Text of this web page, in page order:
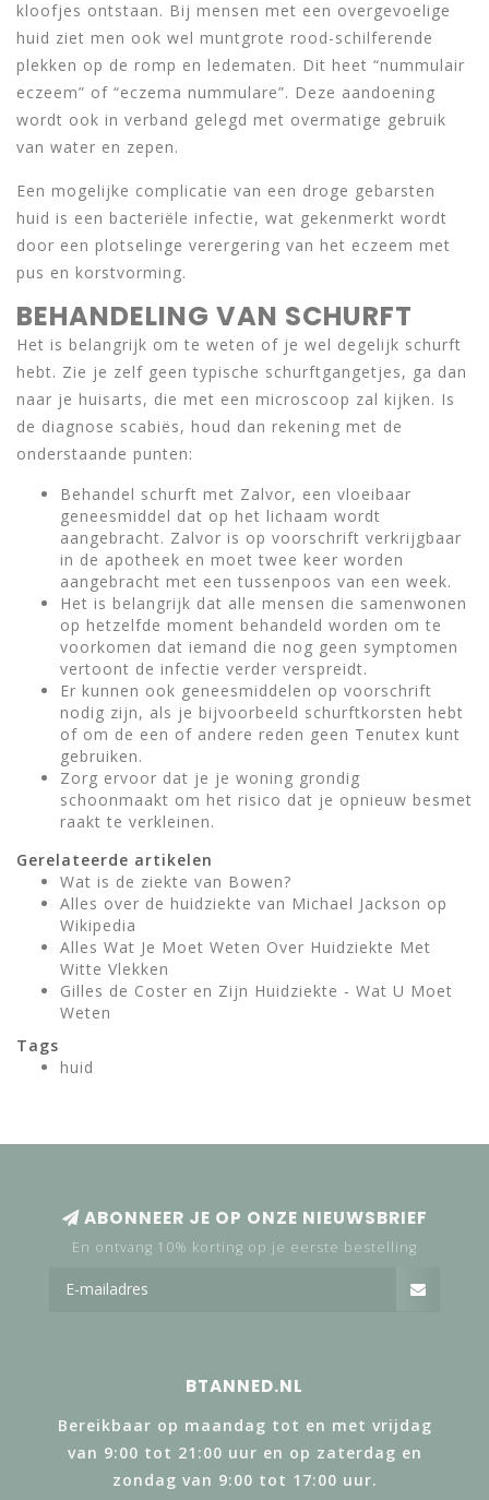
kloofjes ontstaan. Bij mensen met een overgevoelige
huid ziet men ook wel muntgrote rood-schilferende
plekken op de romp en ledematen. Dit heet “nummulair
eczeem” of “eczema nummulare”. Deze aandoening
wordt ook in verband gelegd met overmatige gebruik
van water en zepen.
Een mogelijke complicatie van een droge gebarsten
huid is een bacteriële infectie, wat gekenmerkt wordt
door een plotselinge verergering van het eczeem met
pus en korstvorming.
BEHANDELING VAN SCHURFT
Het is belangrijk om te weten of je wel degelijk schurft
hebt. Zie je zelf geen typische schurftgangetjes, ga dan
naar je huisarts, die met een microscoop zal kijken. Is
de diagnose scabiës, houd dan rekening met de
onderstaande punten:
Behandel schurft met Zalvor, een vloeibaar
geneesmiddel dat op het lichaam wordt
aangebracht. Zalvor is op voorschrift verkrijgbaar
in de apotheek en moet twee keer worden
aangebracht met een tussenpoos van een week.
Het is belangrijk dat alle mensen die samenwonen
op hetzelfde moment behandeld worden om te
voorkomen dat iemand die nog geen symptomen
vertoont de infectie verder verspreidt.
Er kunnen ook geneesmiddelen op voorschrift
nodig zijn, als je bijvoorbeeld schurftkorsten hebt
of om de een of andere reden geen Tenutex kunt
gebruiken.
Zorg ervoor dat je je woning grondig
schoonmaakt om het risico dat je opnieuw besmet
raakt te verkleinen.
Gerelateerde artikelen
Wat is de ziekte van Bowen?
Alles over de huidziekte van Michael Jackson op
Wikipedia
Alles Wat Je Moet Weten Over Huidziekte Met
Witte Vlekken
Gilles de Coster en Zijn Huidziekte - Wat U Moet
Weten
Tags
huid
ABONNEER JE OP ONZE NIEUWSBRIEF
En ontvang 10% korting op je eerste bestelling
BTANNED.NL
Bereikbaar op maandag tot en met vrijdag
van 9:00 tot 21:00 uur en op zaterdag en
zondag van 9:00 tot 17:00 uur.